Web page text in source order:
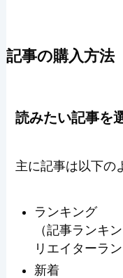
記事の購入方法
読みたい記事を
主に記事は以下の
ランキング
（記事ランキ
リエイターラン
新着